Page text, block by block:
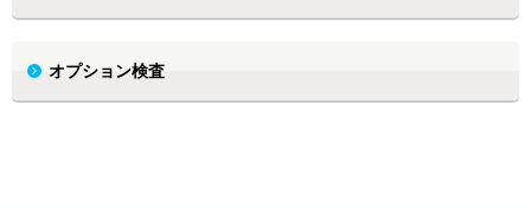
オプション検査